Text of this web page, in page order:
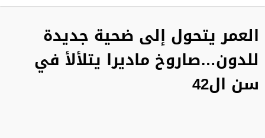
العمر يتحول إلى ضحية جديدة
للدون…صاروخ ماديرا يتلألأ في
سن ال42